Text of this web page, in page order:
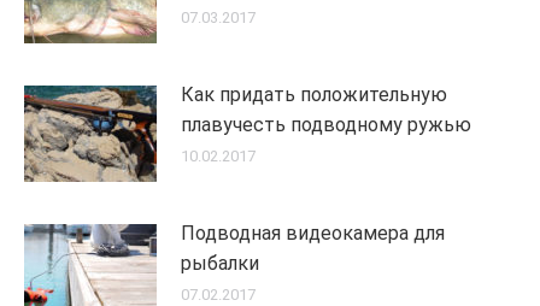
07.03.2017
Как придать положительную
плавучесть подводному ружью
10.02.2017
Подводная видеокамера для
рыбалки
07.02.2017